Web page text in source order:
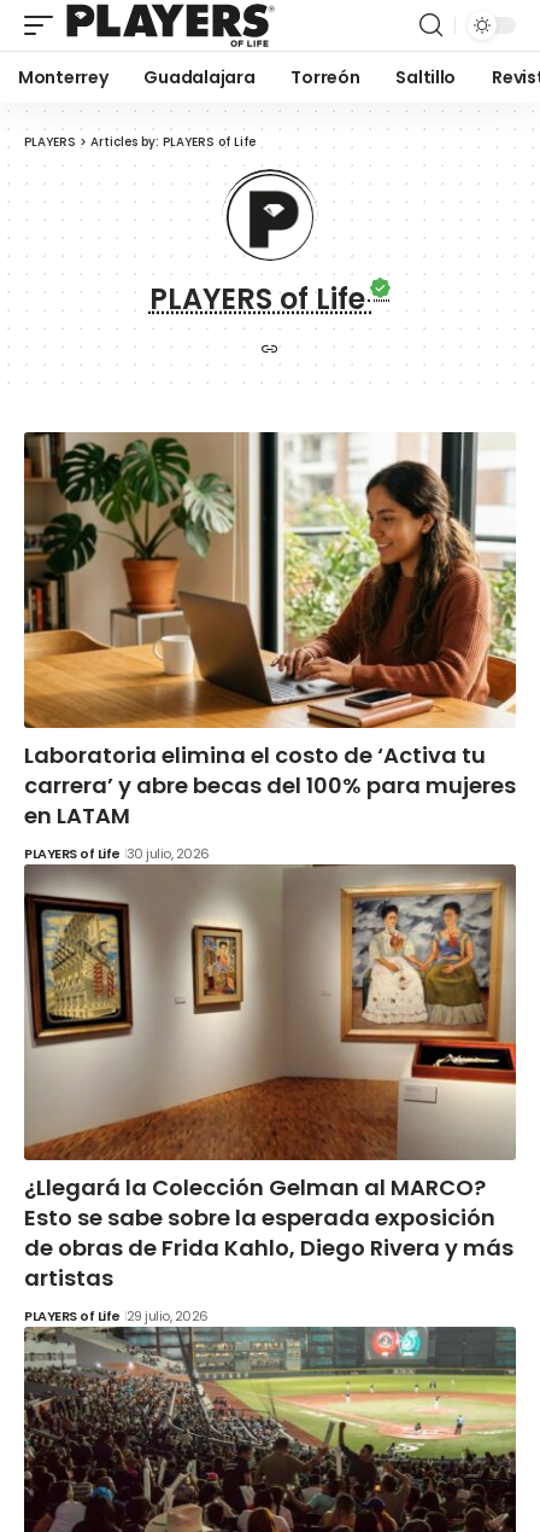
Monterrey Guadalajara Torreón Saltillo
PLAYERS > Articles by: PLAYERS of Life
PLAYERS of Life
Laboratoria elimina el costo de ‘Activa tu
carrera’ y abre becas del 100% para mujeres
en LATAM
PLAYERS of Life 30 julio, 2026
¿Llegará la Colección Gelman al MARCO?
Esto se sabe sobre la esperada exposición
de obras de Frida Kahlo, Diego Rivera y más
artistas
PLAYERS of Life 29 julio, 2026